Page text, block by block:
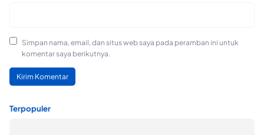
Simpan nama, email, dan situs web saya pada peramban ini untuk
komentar saya berikutnya.
Terpopuler